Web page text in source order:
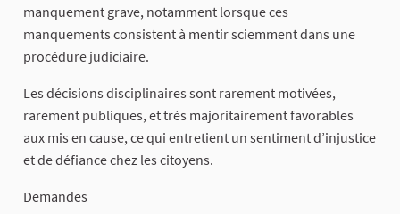
manquement grave, notamment lorsque ces
manquements consistent à mentir sciemment dans une
procédure judiciaire.
Les décisions disciplinaires sont rarement motivées,
rarement publiques, et très majoritairement favorables
aux mis en cause, ce qui entretient un sentiment d’injustice
et de défiance chez les citoyens.
Demandes